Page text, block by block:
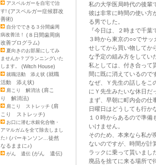
アスペルガーを自宅で治
す! (アスペルガー症候群改
善術)
自分でできる３分間歯周
病改善法！ (８日間歯周病
改善プログラム)
夏向きのお部屋にしてみ
ませんか？プランニングいた
します。
(Witch House)
就職活動 添え状(就職
活動 添え状)
肩こり 解消法(肩こ
り 解消法)
肩こり ストレッチ (肩
こり ストレッチ)
お口に潜む水銀化合物・
アマルガムを全て除去しまし
た♪ (パーキンソン…徒然
なるままに♪)
がん 遺伝(がん 遺伝)
私の大学医局時代の後輩
彼は非常に時間の使い方
る男でした。
『今日は、２時まで千葉
３時から東京の○○でサ
せしてから買い物してか
な予定の組み方をしてい
私としては、付き合って
間に既に消えているので
なぜ、Ｙ先生の話しをこ
にＹ先生みたいな休日だ
まず、早朝に町内会の仕
日曜日はどうしても行か
１０時からあるので準備
いけません。
そのため、本来なら私が
ないのですが、時間が計
ラックに乗って貰いまし
廃品を捨てに来る場所で